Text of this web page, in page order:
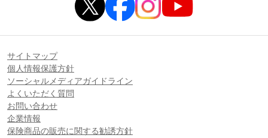
サイトマップ
個人情報保護方針
ソーシャルメディアガイドライン
よくいただく質問
お問い合わせ
企業情報
保険商品の販売に関する勧誘方針